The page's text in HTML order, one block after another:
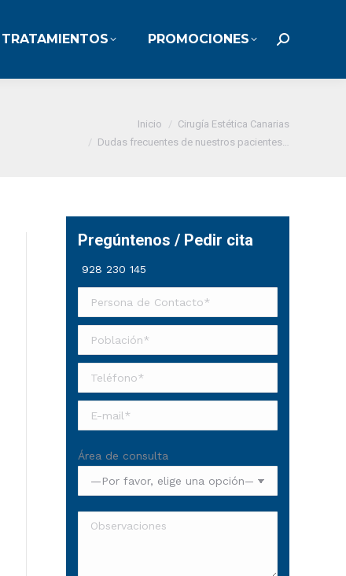
TRATAMIENTOS PROMOCIONES Buscar:
Inicio
Cirugía Estética Canarias
Dudas frecuentes de nuestros pacientes…
Pregúntenos / Pedir cita
928 230 145
Área de consulta
TRATAMIENTOS PROMOCIONES Buscar: